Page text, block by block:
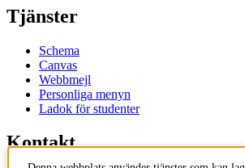
Tjänster
Schema
Canvas
Webbmejl
Personliga menyn
Ladok för studenter
Kontakt